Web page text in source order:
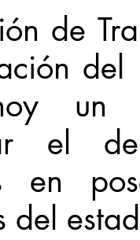
de
del
un
el
en
del